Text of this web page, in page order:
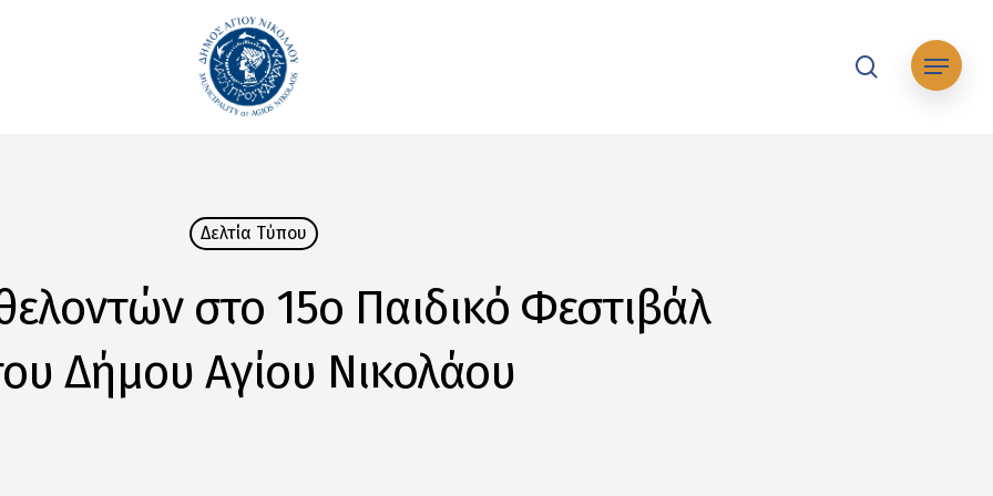
Μενού
Δελτία Tύπου
στο 15ο Παιδικό Φεστιβάλ
Δήμου Αγίου Νικολάου